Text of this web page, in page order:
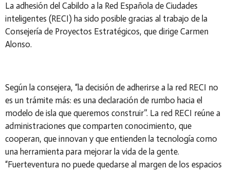
La adhesión del Cabildo a la Red Española de Ciudades
inteligentes (RECI) ha sido posible gracias al trabajo de la
Consejería de Proyectos Estratégicos, que dirige Carmen
Alonso.
Según la consejera, “la decisión de adherirse a la red RECI no
es un trámite más: es una declaración de rumbo hacia el
modelo de isla que queremos construir”. La red RECI reúne a
administraciones que comparten conocimiento, que
cooperan, que innovan y que entienden la tecnología como
una herramienta para mejorar la vida de la gente.
“Fuerteventura no puede quedarse al margen de los espacios